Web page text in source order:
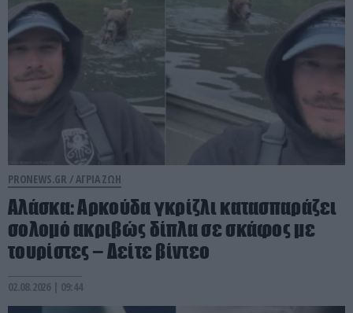
PRONEWS.GR / ΑΓΡΙΑ ΖΩΗ
Αλάσκα: Αρκούδα γκρίζλι κατασπαράζει
σολομό ακριβώς δίπλα σε σκάφος με
τουρίστες – Δείτε βίντεο
02.08.2026 | 09:44